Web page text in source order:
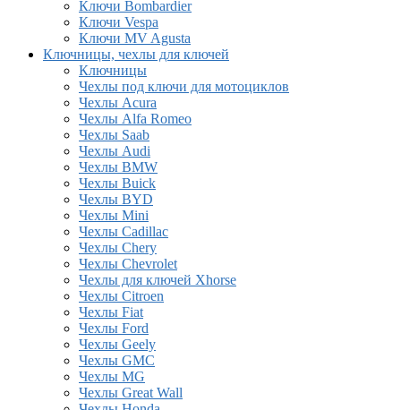
Ключи Bombardier
Ключи Vespa
Ключи MV Agusta
Ключницы, чехлы для ключей
Ключницы
Чехлы под ключи для мотоциклов
Чехлы Acura
Чехлы Alfa Romeo
Чехлы Saab
Чехлы Audi
Чехлы BMW
Чехлы Buick
Чехлы BYD
Чехлы Mini
Чехлы Cadillac
Чехлы Chery
Чехлы Chevrolet
Чехлы для ключей Xhorse
Чехлы Citroen
Чехлы Fiat
Чехлы Ford
Чехлы Geely
Чехлы GMC
Чехлы MG
Чехлы Great Wall